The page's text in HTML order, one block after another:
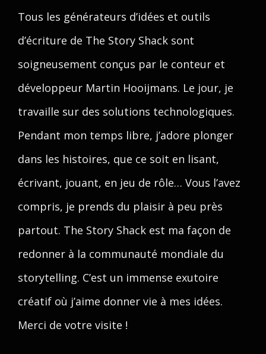
Tous les générateurs d’idées et outils
d’écriture de The Story Shack sont
soigneusement conçus par le conteur et
développeur Martin Hooijmans. Le jour, je
travaille sur des solutions technologiques.
Pendant mon temps libre, j’adore plonger
dans les histoires, que ce soit en lisant,
écrivant, jouant, en jeu de rôle… Vous l’avez
compris, je prends du plaisir à peu près
partout. The Story Shack est ma façon de
redonner à la communauté mondiale du
storytelling. C’est un immense exutoire
créatif où j’aime donner vie à mes idées.
Merci de votre visite !